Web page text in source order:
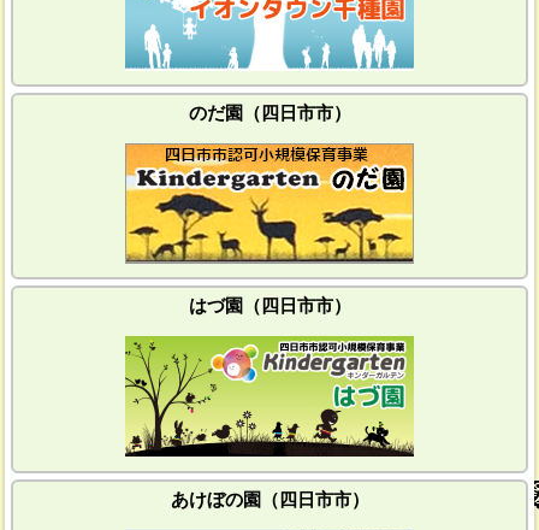
のだ園（四日市市）
はづ園（四日市市）
あけぼの園（四日市市）